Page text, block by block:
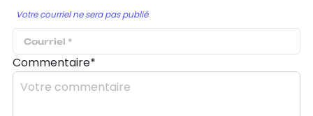
Votre courriel ne sera pas publié
Commentaire*